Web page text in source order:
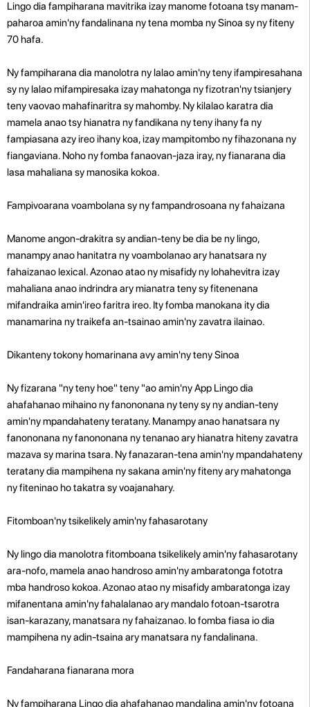
Lingo dia fampiharana mavitrika izay manome fotoana tsy manam-
paharoa amin'ny fandalinana ny tena momba ny Sinoa sy ny fiteny
70 hafa.
Ny fampiharana dia manolotra ny lalao amin'ny teny ifampiresahana
sy ny lalao mifampiresaka izay mahatonga ny fizotran'ny tsianjery
teny vaovao mahafinaritra sy mahomby. Ny kilalao karatra dia
mamela anao tsy hianatra ny fandikana ny teny ihany fa ny
fampiasana azy ireo ihany koa, izay mampitombo ny fihazonana ny
fiangaviana. Noho ny fomba fanaovan-jaza iray, ny fianarana dia
lasa mahaliana sy manosika kokoa.
Fampivoarana voambolana sy ny fampandrosoana ny fahaizana
Manome angon-drakitra sy andian-teny be dia be ny lingo,
manampy anao hanitatra ny voambolanao ary hanatsara ny
fahaizanao lexical. Azonao atao ny misafidy ny lohahevitra izay
mahaliana anao indrindra ary mianatra teny sy fitenenana
mifandraika amin'ireo faritra ireo. Ity fomba manokana ity dia
manamarina ny traikefa an-tsainao amin'ny zavatra ilainao.
Dikanteny tokony homarinana avy amin'ny teny Sinoa
Ny fizarana "ny teny hoe" teny "ao amin'ny App Lingo dia
ahafahanao mihaino ny fanononana ny teny sy ny andian-teny
amin'ny mpandahateny teratany. Manampy anao hanatsara ny
fanononana ny fanononana ny tenanao ary hianatra hiteny zavatra
mazava sy marina tsara. Ny fanazaran-tena amin'ny mpandahateny
teratany dia mampihena ny sakana amin'ny fiteny ary mahatonga
ny fiteninao ho takatra sy voajanahary.
Fitomboan'ny tsikelikely amin'ny fahasarotany
Ny lingo dia manolotra fitomboana tsikelikely amin'ny fahasarotany
ara-nofo, mamela anao handroso amin'ny ambaratonga fototra
mba handroso kokoa. Azonao atao ny misafidy ambaratonga izay
mifanentana amin'ny fahalalanao ary mandalo fotoan-tsarotra
isan-karazany, manatsara ny fahaizanao. Io fomba fiasa io dia
mampihena ny adin-tsaina ary manatsara ny fandalinana.
Fandaharana fianarana mora
Ny fampiharana Lingo dia ahafahanao mandalina amin'ny fotoana